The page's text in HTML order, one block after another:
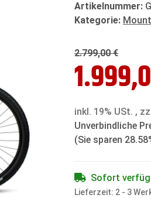
Artikelnummer:
Kategorie:
2.799,00 €
inkl. 19% USt. ,
Unverbindliche
(Sie sparen
Sofort
Lieferzeit: 2 - 3